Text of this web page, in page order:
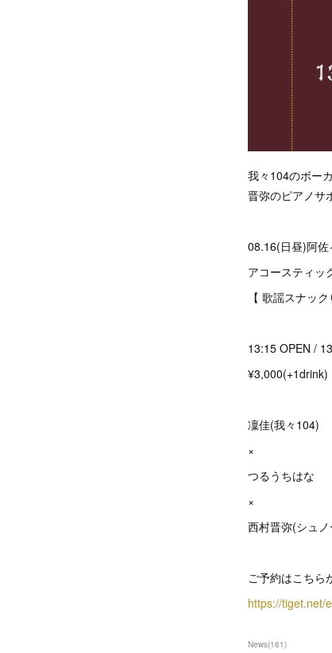
我々104のボー
晋弥のピアノサ
08.16(日昼)阿
アコースティッ
【 歌謡スナッ
13:15 OPEN /
¥3,000(+1drink)
凜佳(我々104)
×
つるうちはな
×
西村晋弥(シュ
ご予約はこちら
https://tiget.net/
News(161)